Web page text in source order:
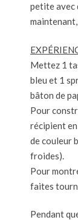
petite avec
Mettez 1
bleu et 1
bâton de
Pour
récipient
de couleur
froides).
Pour
faites
Pendant